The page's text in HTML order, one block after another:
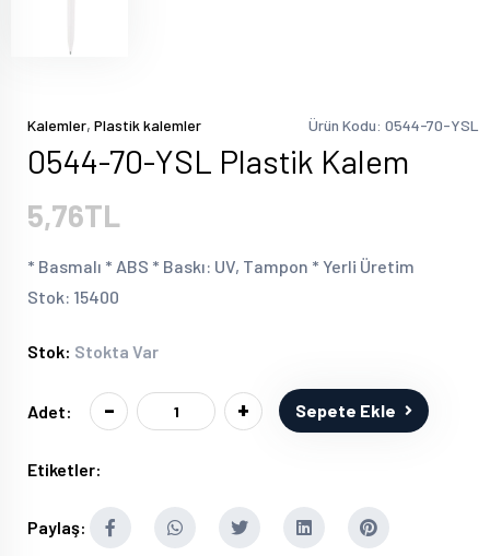
Kalemler, Plastik kalemler Ürün Kodu: 0544-70-YSL
0544-70-YSL Plastik Kalem
5,76TL
* Basmalı * ABS * Baskı: UV, Tampon * Yerli Üretim
Stok: 15400
Stok: Stokta Var
Adet: - + Sepete Ekle
Etiketler:
Paylaş: